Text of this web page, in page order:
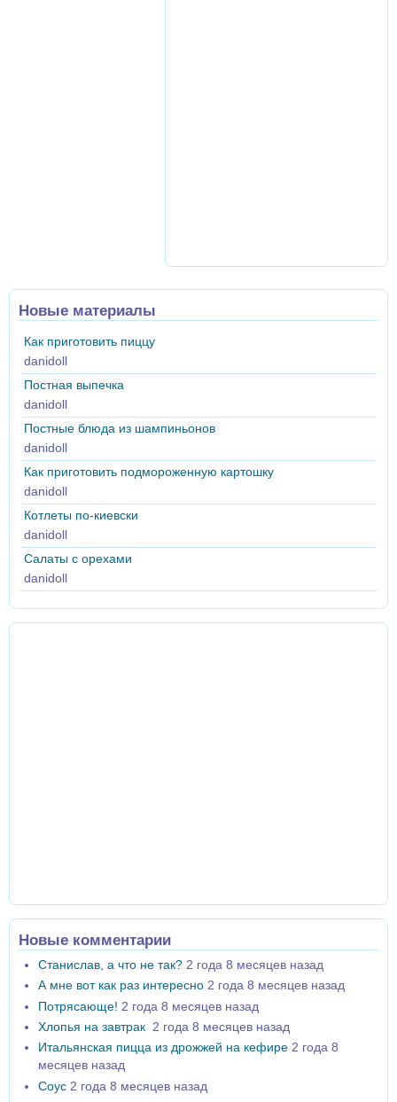
Новые материалы
Как приготовить пиццу
danidoll
Постная выпечка
danidoll
Постные блюда из шампиньонов
danidoll
Как приготовить подмороженную картошку
danidoll
Котлеты по-киевски
danidoll
Салаты с орехами
danidoll
Новые комментарии
Станислав, а что не так? 2 года 8 месяцев назад
А мне вот как раз интересно 2 года 8 месяцев назад
Потрясающе! 2 года 8 месяцев назад
Хлопья на завтрак 2 года 8 месяцев назад
Итальянская пицца из дрожжей на кефире 2 года 8
месяцев назад
Соус 2 года 8 месяцев назад